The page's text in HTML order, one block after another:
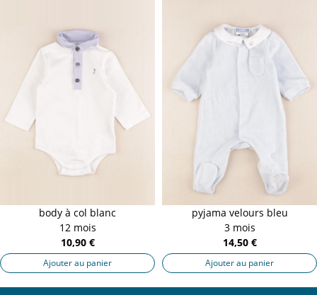
body à col blanc
12 mois
10,90 €
Ajouter au panier
pyjama velours bleu
3 mois
14,50 €
Ajouter au panier